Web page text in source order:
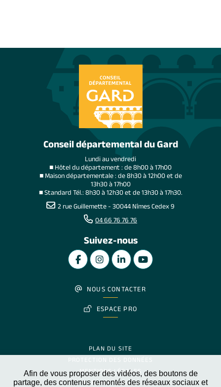
Afin de vous proposer des vidéos, des boutons de
partage, des contenus remontés des réseaux sociaux et
Conseil départemental du Gard
Lundi au vendredi
■ Hôtel du département : de 8h00 à 17h00
■ Maison départementale : de 8h30 à 12h00 et de
13h30 à 17h00
■ Standard Tél.: 8h30 à 12h30 et de 13h30 à 17h30.
2 rue Guillemette - 30044 Nîmes Cedex 9
04 66 76 76 76
Suivez-nous
NOUS CONTACTER
ESPACE PRO
PLAN DU SITE
PROTECTION DES DONNÉES
MENTIONS LÉGALES
MARCHÉS PUBLICS